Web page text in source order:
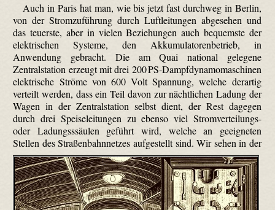
Auch in Paris hat man, wie bis jetzt fast durchweg in Berlin,
von der Stromzuführung durch Luftleitungen abgesehen und
das teuerste, aber in vielen Beziehungen auch bequemste der
elektrischen Systeme, den Akkumulatorenbetrieb, in
Anwendung gebracht. Die am Quai national gelegene
Zentralstation erzeugt mit drei 200 PS-Dampfdynamomaschinen
elektrische Ströme von 600 Volt Spannung, welche derartig
verteilt werden, dass ein Teil davon zur nächtlichen Ladung der
Wagen in der Zentralstation selbst dient, der Rest dagegen
durch drei Speiseleitungen zu ebenso viel Stromverteilungs-
oder Ladungsssäulen geführt wird, welche an geeigneten
Stellen des Straßenbahnnetzes aufgestellt sind.Wir sehen in der